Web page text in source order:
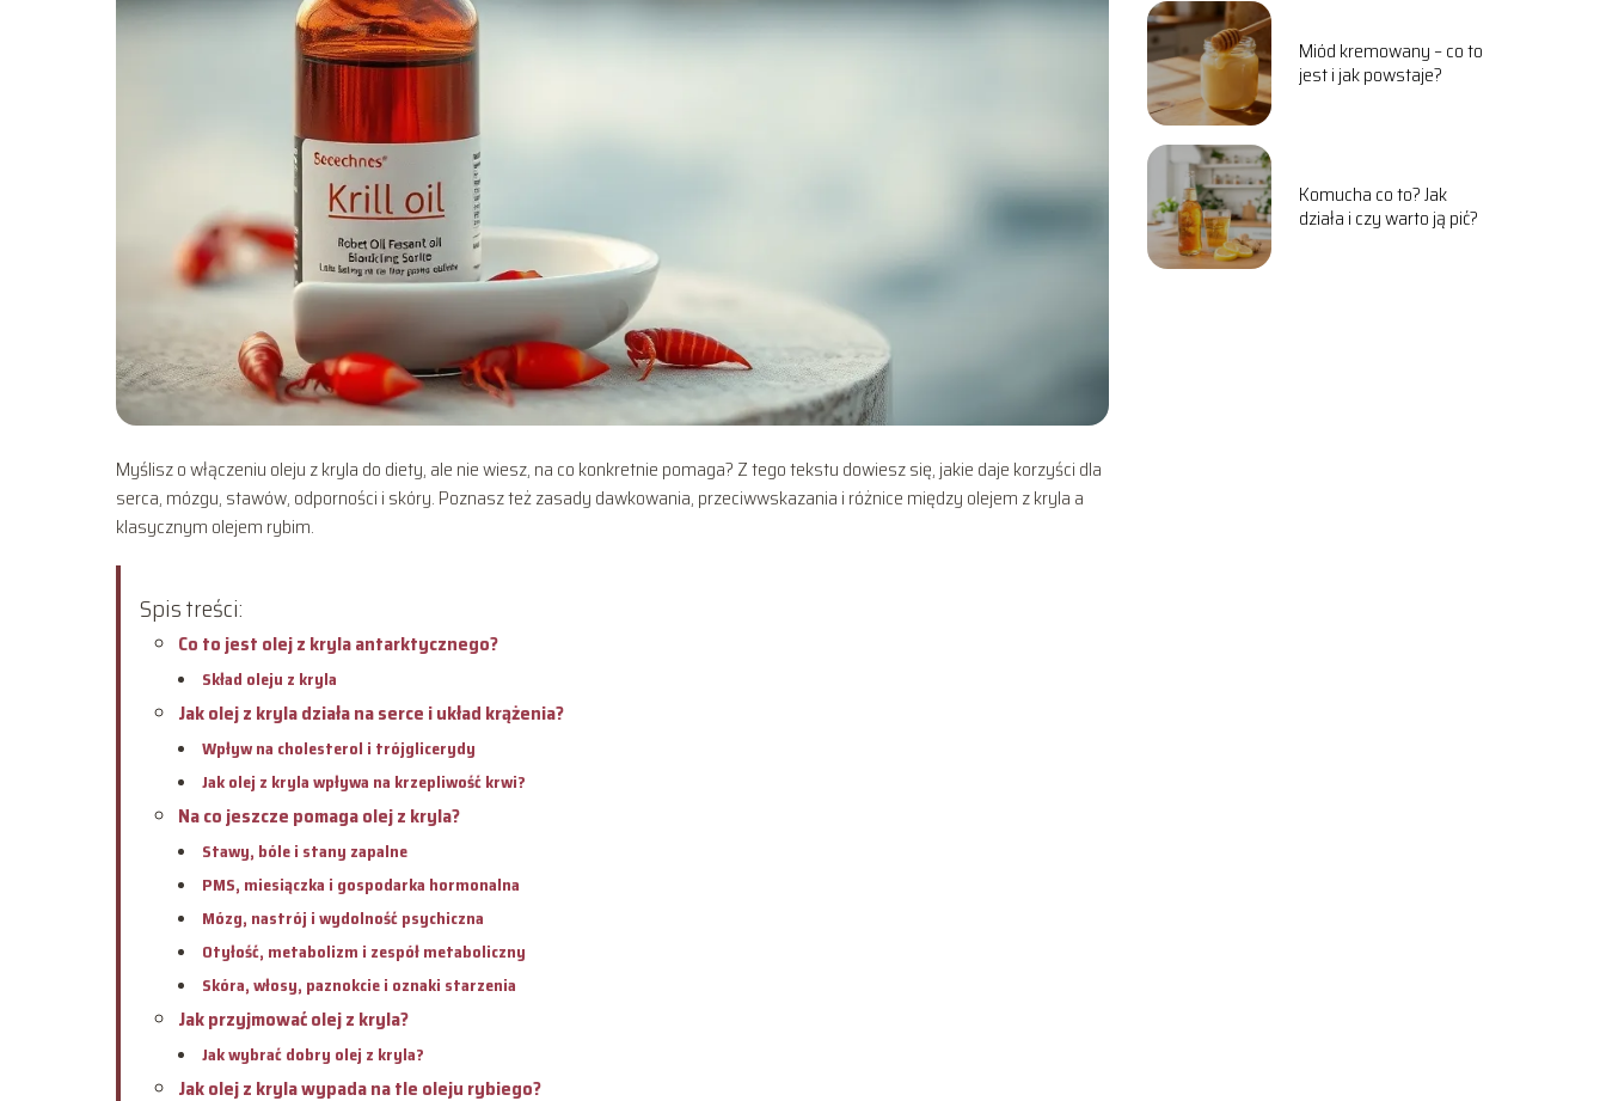
Myślisz o włączeniu oleju z kryla do diety, ale nie wiesz, na co konkretnie pomaga? Z tego tekstu dowiesz się, jakie daje korzyści dla
serca, mózgu, stawów, odporności i skóry. Poznasz też zasady dawkowania, przeciwwskazania i różnice między olejem z kryla a
klasycznym olejem rybim.
Spis treści:
Co to jest olej z kryla antarktycznego?
Skład oleju z kryla
Jak olej z kryla działa na serce i układ krążenia?
Wpływ na cholesterol i trójglicerydy
Jak olej z kryla wpływa na krzepliwość krwi?
Na co jeszcze pomaga olej z kryla?
Stawy, bóle i stany zapalne
PMS, miesiączka i gospodarka hormonalna
Mózg, nastrój i wydolność psychiczna
Otyłość, metabolizm i zespół metaboliczny
Skóra, włosy, paznokcie i oznaki starzenia
Jak przyjmować olej z kryla?
Jak wybrać dobry olej z kryla?
Jak olej z kryla wypada na tle oleju rybiego?
Miód kremowany – co to
jest i jak powstaje?
Komucha co to? Jak
działa i czy warto ją pić?